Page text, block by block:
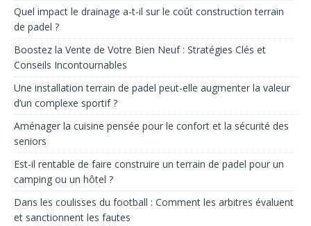
Quel impact le drainage a-t-il sur le coût construction terrain
de padel ?
Boostez la Vente de Votre Bien Neuf : Stratégies Clés et
Conseils Incontournables
Une installation terrain de padel peut-elle augmenter la valeur
d’un complexe sportif ?
Aménager la cuisine pensée pour le confort et la sécurité des
seniors
Est-il rentable de faire construire un terrain de padel pour un
camping ou un hôtel ?
Dans les coulisses du football : Comment les arbitres évaluent
et sanctionnent les fautes